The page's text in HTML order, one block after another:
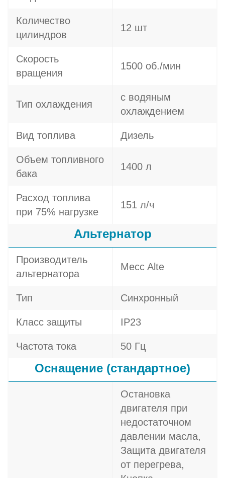
Количество
цилиндров
12 шт
Скорость
вращения
1500 об./мин
Тип охлаждения
с водяным
охлаждением
Вид топлива Дизель
Объем топливного
бака
1400 л
Расход топлива
при 75% нагрузке
151 л/ч
Альтернатор
Производитель
альтернатора
Mecc Alte
Тип Синхронный
Класс защиты IP23
Частота тока 50 Гц
Оснащение (стандартное)
Остановка
двигателя при
недостаточном
давлении масла,
Защита двигателя
от перегрева,